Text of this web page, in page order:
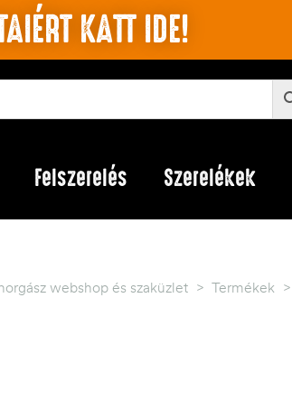
KATT IDE!
Felszerelés Szerelékek
webshop és szaküzlet > Termékek >